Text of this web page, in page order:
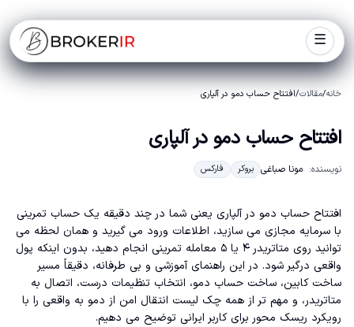
☰
خانه/مقالات/افتتاح حساب دمو در آلپاری
افتتاح حساب دمو در آلپاری
نویسنده: مونا صباغی بروکر فارکس
افتتاح حساب دمو در آلپاری یعنی شما در چند دقیقه یک حساب تمرینی
با سرمایه مجازی می سازید، اطلاعات ورود می گیرید و همان لحظه می
توانید روی متاتریدر ۴ یا ۵ معامله تمرینی انجام دهید، بدون اینکه پول
واقعی درگیر شود. در این راهنمای آموزشی و بی طرفانه، دقیقاً مسیر
ساخت کابین، ساخت حساب دمو، انتخاب تنظیمات درست، اتصال به
متاتریدر، و مهم تر از همه چک لیست انتقال امن از دمو به واقعی را با
رویکرد ریسک محور برای کاربر ایرانی توضیح می دهیم.